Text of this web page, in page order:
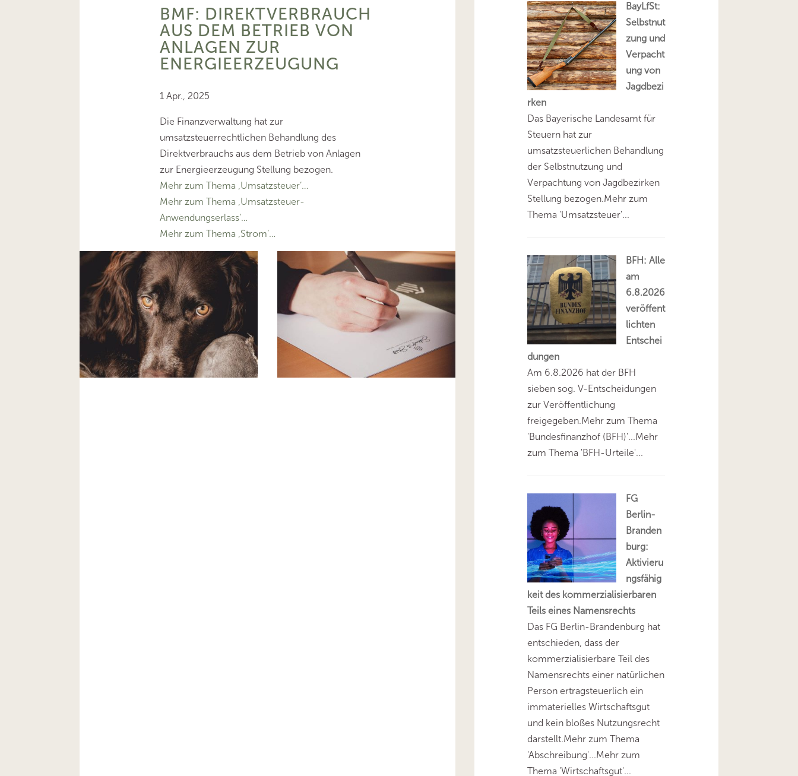
BMF: DIREKTVERBRAUCH
AUS DEM BETRIEB VON
ANLAGEN ZUR
ENERGIEERZEUGUNG
1 Apr., 2025
Die Finanzverwaltung hat zur
umsatzsteuerrechtlichen Behandlung des
Direktverbrauchs aus dem Betrieb von Anlagen
zur Energieerzeugung Stellung bezogen.
Mehr zum Thema ‚Umsatzsteuer’…
Mehr zum Thema ‚Umsatzsteuer-
Anwendungserlass’…
Mehr zum Thema ‚Strom’…
BayLfSt:
Selbstnut
zung und
Verpacht
ung von
Jagdbezi
rken
Das Bayerische Landesamt für
Steuern hat zur
umsatzsteuerlichen Behandlung
der Selbstnutzung und
Verpachtung von Jagdbezirken
Stellung bezogen.Mehr zum
Thema 'Umsatzsteuer'...
BFH: Alle
am
6.8.2026
veröffent
lichten
Entschei
dungen
Am 6.8.2026 hat der BFH
sieben sog. V-Entscheidungen
zur Veröffentlichung
freigegeben.Mehr zum Thema
'Bundesfinanzhof (BFH)'...Mehr
zum Thema 'BFH-Urteile'...
FG
Berlin-
Branden
burg:
Aktivieru
ngsfähig
keit des kommerzialisierbaren
Teils eines Namensrechts
Das FG Berlin-Brandenburg hat
entschieden, dass der
kommerzialisierbare Teil des
Namensrechts einer natürlichen
Person ertragsteuerlich ein
immaterielles Wirtschaftsgut
und kein bloßes Nutzungsrecht
darstellt.Mehr zum Thema
'Abschreibung'...Mehr zum
Thema 'Wirtschaftsgut'...